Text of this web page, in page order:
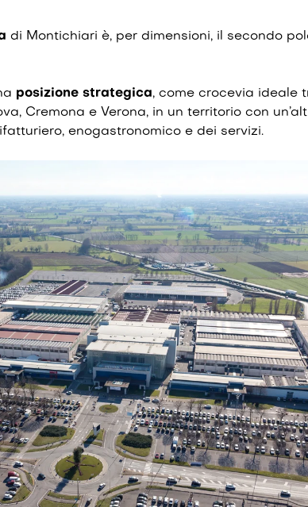
di Montichiari è, per dimensioni, il secondo
posizione strategica, come crocevia ideale
Cremona e Verona, in un territorio con
enogastronomico e dei servizi.